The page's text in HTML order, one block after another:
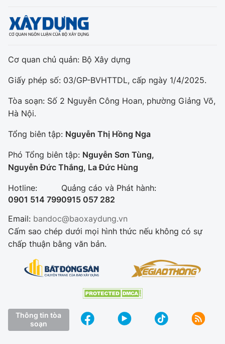
Cơ quan chủ quản: Bộ Xây dựng
Giấy phép số: 03/GP-BVHTTDL, cấp ngày 1/4/2025.
Tòa soạn: Số 2 Nguyễn Công Hoan, phường Giảng Võ,
Hà Nội.
Tổng biên tập: Nguyễn Thị Hồng Nga
Phó Tổng biên tập: Nguyễn Sơn Tùng,
Nguyễn Đức Thắng, La Đức Hùng
Hotline:
0901 514 799
Quảng cáo và Phát hành:
0915 057 282
Email: bandoc@baoxaydung.vn
Cấm sao chép dưới mọi hình thức nếu không có sự
chấp thuận bằng văn bản.
Thông tin tòa
soạn